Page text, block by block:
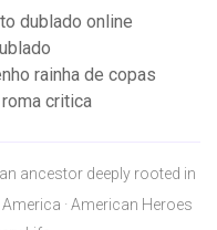
dublado online
rainha de copas
critica
ancestor deeply rooted in
· American Heroes